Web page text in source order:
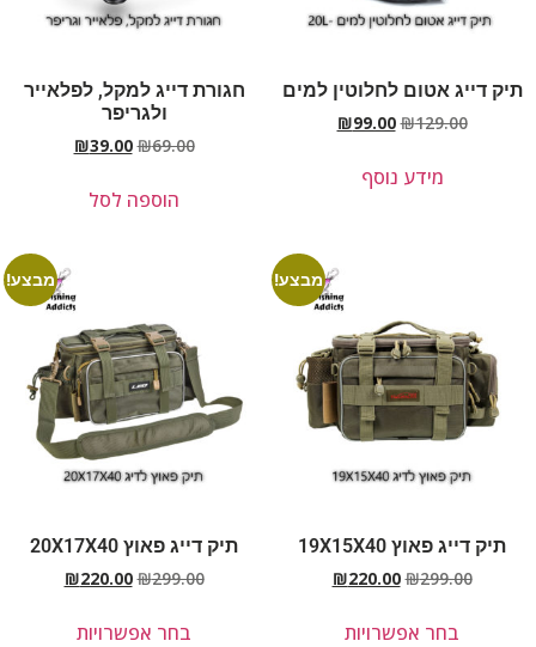
תיק דייג אטום לחלוטין למים
₪129.00
₪99.00
מידע נוסף
חגורת דייג למקל, לפלאייר
ולגריפר
₪69.00
₪39.00
הוספה לסל
מבצע!
תיק דייג פאוץ 19X15X40
₪299.00
₪220.00
בחר אפשרויות
מבצע!
תיק דייג פאוץ 20X17X40
₪299.00
₪220.00
בחר אפשרויות